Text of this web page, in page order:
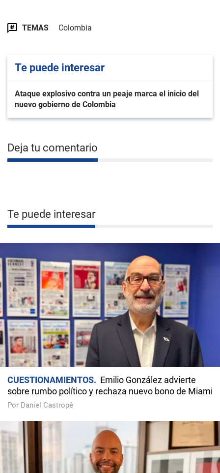
TEMAS Colombia
Te puede interesar
Ataque explosivo contra un peaje marca el inicio del
nuevo gobierno de Colombia
Deja tu comentario
Te puede interesar
CUESTIONAMIENTOS
Emilio González advierte
sobre rumbo político y rechaza nuevo bono de Miami
Por Daniel Castropé